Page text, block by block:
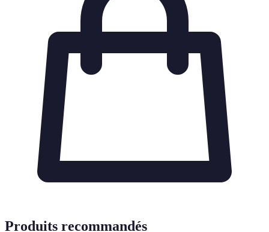
Produits recommandés